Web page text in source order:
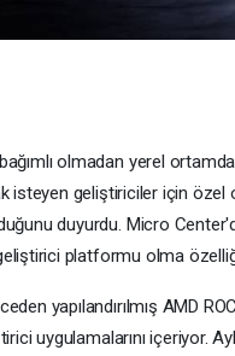
olmadan yerel
isteyen geliştiriciler için
duyurdu. Micro
platformu olma
yapılandırılmış AMD
uygulamalarını içeriyor.